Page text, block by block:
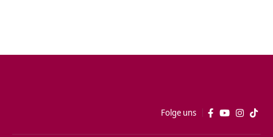
Folge uns